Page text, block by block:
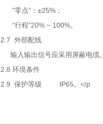
“零点”：±25%；
“行程”20% ~ 100%。
2.7 外部配线
输入输出信号应采用屏蔽电缆
2.8 环境条件
2.9 保护等级 IP65。</p